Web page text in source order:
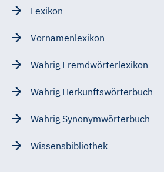
Lexikon
Vornamenlexikon
Wahrig Fremdwörterlexikon
Wahrig Herkunftswörterbuch
Wahrig Synonymwörterbuch
Wissensbibliothek